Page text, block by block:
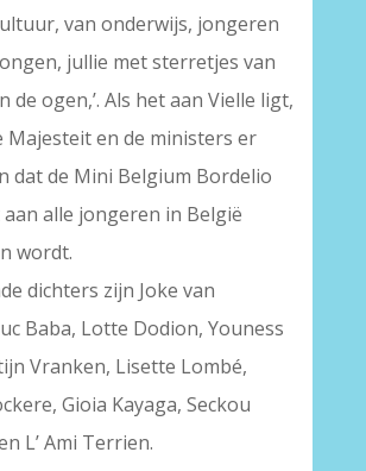
van onderwijs, jongeren
jullie met sterretjes van
de ogen,’. Als het aan Vielle ligt,
Majesteit en de ministers er
dat de Mini Belgium Bordelio
alle jongeren in België
wordt.
dichters zijn Joke van
Baba, Lotte Dodion, Youness
Vranken, Lisette Lombé,
Gioia Kayaga, Seckou
L’ Ami Terrien.